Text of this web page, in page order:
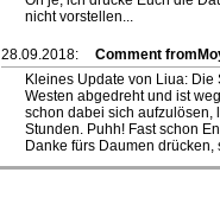
nicht vorstellen...
28.09.2018:
Comment
Kleines Update von Liua:
Westen abgedreht und ist
schon dabei sich aufzulösen,
Stunden. Puhh! Fast schon
Danke fürs Daumen